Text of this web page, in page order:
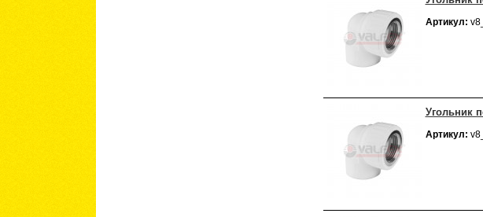
Артикул:
Угольник
Артикул: